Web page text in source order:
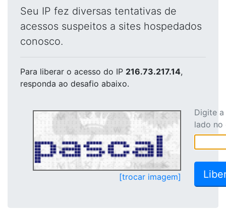
Seu IP fez diversas tentativas de
acessos suspeitos a sites hospedados
conosco.
Para liberar o acesso do IP 216.73.217.14,
responda ao desafio abaixo.
[trocar imagem]
Digite
lado no